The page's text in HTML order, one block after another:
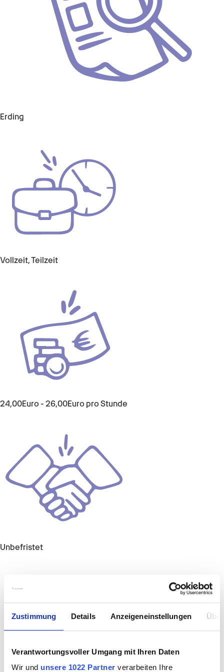
Zustimmung Details Anzeigeneinstellungen
Verantwortungsvoller Umgang mit Ihren Daten
Wir und unsere 1022 Partner verarbeiten Ihre
Erding
Vollzeit, Teilzeit
24,00Euro- 26,00Euro pro Stunde
Unbefristet